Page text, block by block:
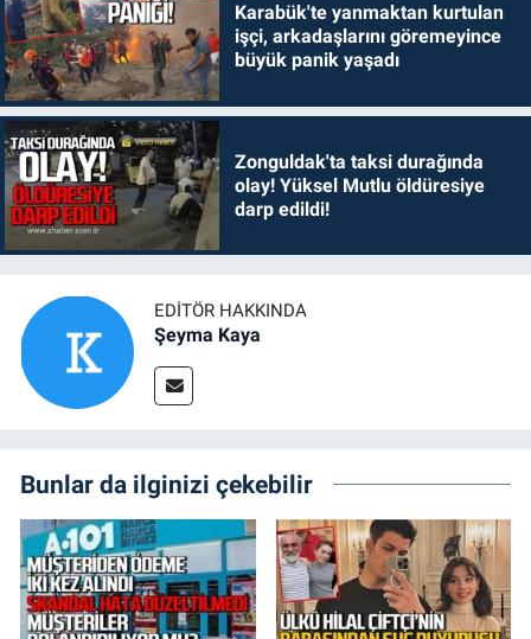
Karabük'te yanmaktan kurtulan
işçi, arkadaşlarını göremeyince
büyük panik yaşadı
Zonguldak'ta taksi durağında
olay! Yüksel Mutlu öldüresiye
darp edildi!
EDITÖR HAKKINDA
Şeyma Kaya
Bunlar da ilginizi çekebilir